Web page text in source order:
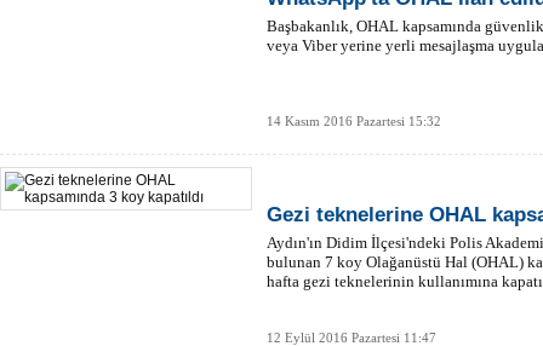
Başbakanlık, OHAL kapsamında
veya Viber yerine yerli mesajlaşma
14 Kasım 2016 Pazartesi 15:32
Gezi teknelerine OHAL
Aydın'ın Didim İlçesi'ndeki Polis
bulunan 7 koy Olağanüstü Hal (OHAL)
hafta gezi teknelerinin kullanımına
12 Eylül 2016 Pazartesi 11:47